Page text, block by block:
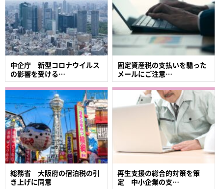
固定資産税の支払いを騙った
メールにご注意…
中企庁 新型コロナウイルス
の影響を受ける…
再生支援の総合的対策を策
定 中小企業の支…
総務省 大阪府の宿泊税の引
き上げに同意